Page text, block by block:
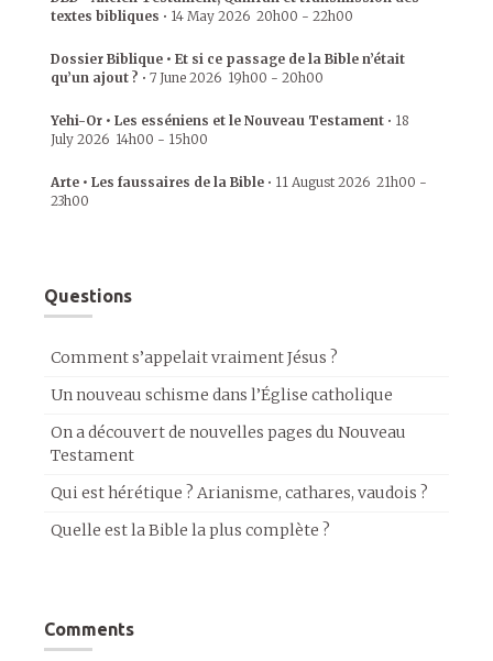
textes bibliques • 14 May 2026 20h00 - 22h00
Dossier Biblique • Et si ce passage de la Bible n’était
qu’un ajout ? • 7 June 2026 19h00 - 20h00
Yehi-Or • Les esséniens et le Nouveau Testament • 18
July 2026 14h00 - 15h00
Arte • Les faussaires de la Bible • 11 August 2026 21h00 -
23h00
Questions
Comment s’appelait vraiment Jésus ?
Un nouveau schisme dans l’Église catholique
On a découvert de nouvelles pages du Nouveau
Testament
Qui est hérétique ? Arianisme, cathares, vaudois ?
Quelle est la Bible la plus complète ?
Comments